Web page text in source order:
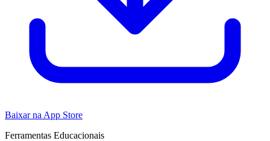
Baixar na App Store
Ferramentas Educacionais